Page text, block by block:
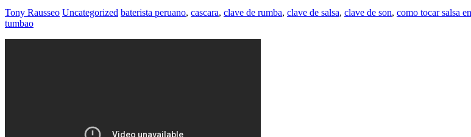
Tony Rausseo Uncategorized baterista peruano, cascara, clave de rumba, clave de salsa, clave de son, como tocar salsa
tumbao